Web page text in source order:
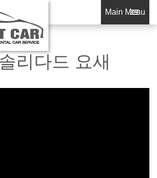
Main Menu
리다드 요새